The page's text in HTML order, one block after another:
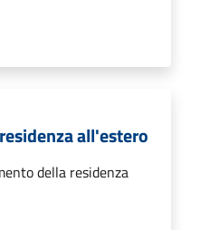
all'estero
della residenza